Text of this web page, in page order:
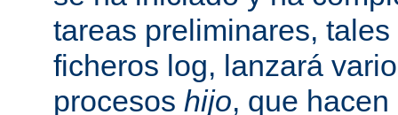
tareas preliminares,
ficheros log, lanzará
procesos hijo, que